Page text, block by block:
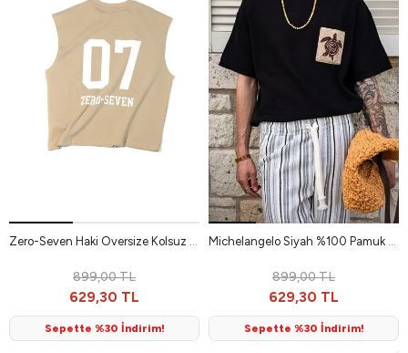
Zero-Seven Haki Oversize Kolsuz %100 Pamuk Erkek Tshirt
899,00 TL
629,30 TL
Sepette %30 İndirim!
Michelangelo Siyah %100 Pamuk Erkek Tshirt
899,00 TL
629,30 TL
Sepette %30 İndirim!